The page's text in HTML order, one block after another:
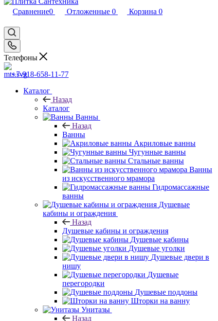
Сравнение0 Отложенные 0 Корзина 0
Телефоны
+7-918-658-11-77
Каталог
Назад
Каталог
Ванны
Назад
Ванны
Акриловые ванны
Чугунные ванны
Стальные ванны
Ванны
из искусственного мрамора
Гидромассажные
ванны
Душевые
кабины и ограждения
Назад
Душевые кабины и ограждения
Душевые кабины
Душевые уголки
Душевые двери в
нишу
Душевые
перегородки
Душевые поддоны
Шторки на ванну
Унитазы
Назад